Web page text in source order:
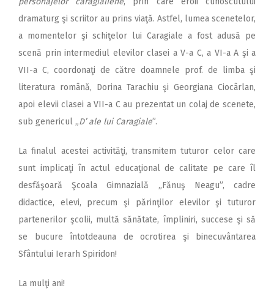
dramaturg şi scriitor au prins viaţă. Astfel, lumea scenetelor,
a momentelor şi schiţelor lui Caragiale a fost adusă pe
scenă prin intermediul elevilor clasei a V-a C, a VI-a A şi a
VII-a C, coordonaţi de către doamnele prof. de limba şi
literatura română, Dorina Tarachiu şi Georgiana Ciocârlan,
apoi elevii clasei a VII-a C au prezentat un colaj de scenete,
sub genericul „D’ ale lui Caragiale”.
La finalul acestei activităţi, transmitem tuturor celor care
sunt implicaţi în actul educaţional de calitate pe care îl
desfăşoară Şcoala Gimnazială „Fănuş Neagu”, cadre
didactice, elevi, precum şi părinţilor elevilor şi tuturor
partenerilor şcolii, multă sănătate, împliniri, succese şi să
se bucure întotdeauna de ocrotirea şi binecuvântarea
Sfântului Ierarh Spiridon!
La mulţi ani!